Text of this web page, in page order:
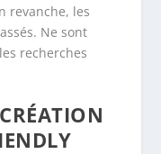
revanche, les
Ne sont
recherches